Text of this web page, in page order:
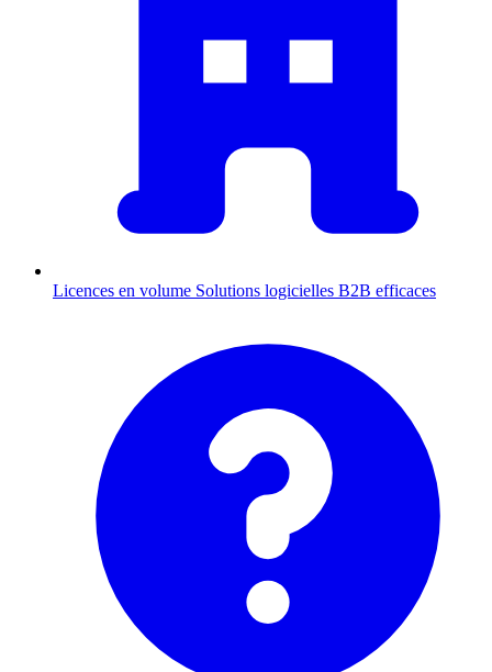
Licences en volume Solutions logicielles B2B efficaces